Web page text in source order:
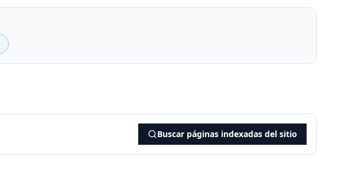
Buscar páginas indexadas del sitio